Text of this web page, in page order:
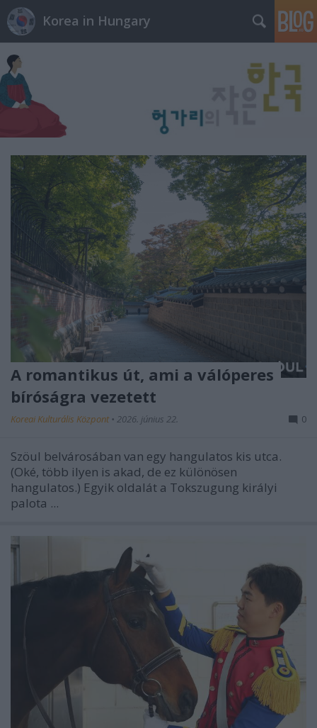
Korea in Hungary
A romantikus út, ami a válóperes
bíróságra vezetett
Koreai Kulturális Központ • 2026. június 22. 0
Szöul belvárosában van egy hangulatos kis utca.
(Oké, több ilyen is akad, de ez különösen
hangulatos.) Egyik oldalát a Tokszugung királyi
palota ...